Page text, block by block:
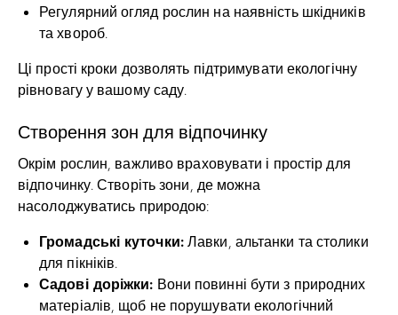
Регулярний огляд рослин на наявність шкідників
та хвороб.
Ці прості кроки дозволять підтримувати екологічну
рівновагу у вашому саду.
Створення зон для відпочинку
Окрім рослин, важливо враховувати і простір для
відпочинку. Створіть зони, де можна
насолоджуватись природою:
Громадські куточки:Лавки, альтанки та столики
для пікніків.
Садові доріжки: Вони повинні бути з природних
матеріалів, щоб не порушувати екологічний